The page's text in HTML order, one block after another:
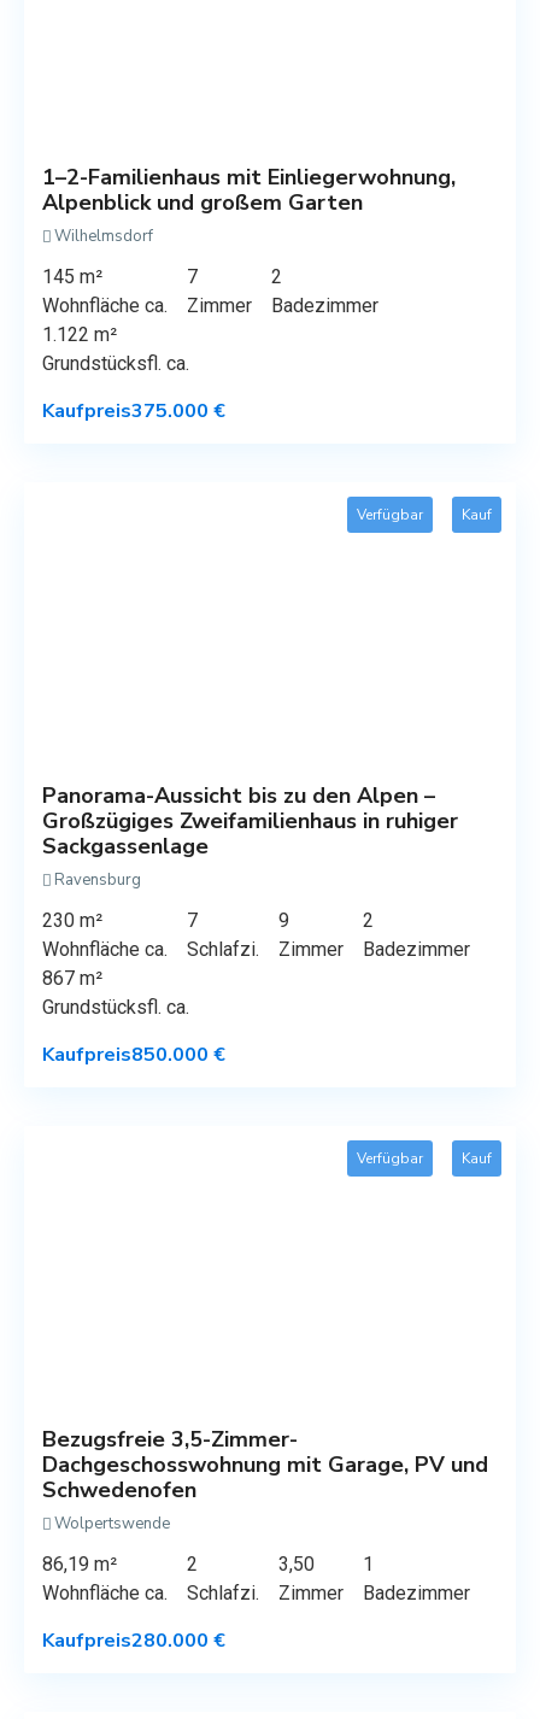
1–2-Familienhaus mit Einliegerwohnung,
Alpenblick und großem Garten
Wilhelmsdorf
145 m²
Wohnfläche ca.
7
Zimmer
2
Badezimmer
1.122 m²
Grundstücksfl. ca.
Kaufpreis375.000 €
Verfügbar Kauf
Panorama-Aussicht bis zu den Alpen –
Großzügiges Zweifamilienhaus in ruhiger
Sackgassenlage
Ravensburg
230 m²
Wohnfläche ca.
7
Schlafzi.
9
Zimmer
2
Badezimmer
867 m²
Grundstücksfl. ca.
Kaufpreis850.000 €
Verfügbar Kauf
Bezugsfreie 3,5-Zimmer-
Dachgeschosswohnung mit Garage, PV und
Schwedenofen
Wolpertswende
86,19 m²
Wohnfläche ca.
2
Schlafzi.
3,50
Zimmer
1
Badezimmer
Kaufpreis280.000 €